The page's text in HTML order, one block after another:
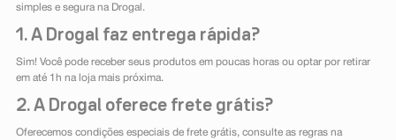
simples e segura na Drogal.
1. A Drogal faz entrega rápida?
Sim! Você pode receber seus produtos em poucas horas ou optar por retirar
em até 1h na loja mais próxima.
2. A Drogal oferece frete grátis?
Oferecemos condições especiais de frete grátis, consulte as regras na